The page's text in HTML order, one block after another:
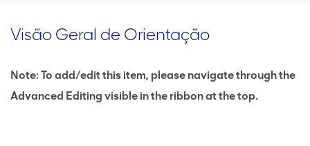
Visão Geral de Orientação
Note: To add/edit this item, please navigate through the
Advanced Editing visible in the ribbon at the top.